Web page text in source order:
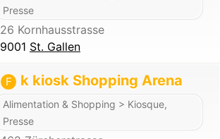
Presse
26 Kornhausstrasse
9001 St. Gallen
F k kiosk Shopping Arena
Alimentation & Shopping > Kiosque,
Presse